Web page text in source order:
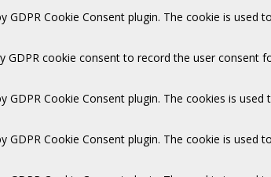
GDPR Cookie Consent plugin. The cookie is
GDPR cookie consent to record the user consent
GDPR Cookie Consent plugin. The cookies is
GDPR Cookie Consent plugin. The cookie is